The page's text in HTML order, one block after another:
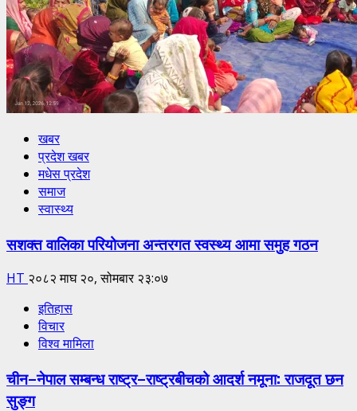
खबर
प्रदेश खबर
मधेस प्रदेश
समाज
स्वास्थ्य
सशक्त वालिका परियोजना अन्तरगत स्वस्थ्य आमा समुह गठन
HT २०८२ माघ २०, सोमबार २३:०७
इतिहास
विचार
विश्व मामिला
चीन–नेपाल सम्बन्ध राष्ट्र–राष्ट्रबीचको आदर्श नमूना: राजदूत छन
सुङ्ग